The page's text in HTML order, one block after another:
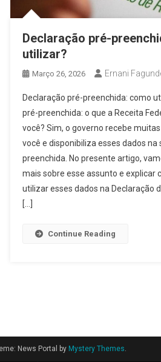
Declaração pré-
utilizar?
Março 26, 2026 Ernani
Declaração pré-preenchida: como
pré-preenchida: o que a Receita
você? Sim, o governo recebe
você e disponibiliza esses dados na
preenchida. No presente artigo,
mais sobre esse assunto e explicar
utilizar esses dados na Declaração
[…]
Continue Reading
News Portal by Mystery Themes